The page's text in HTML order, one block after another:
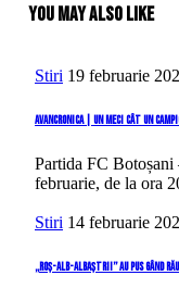
You May Also Like
Stiri 19 februarie
Avancronica | Un meci cât un
Partida FC
februarie, de la ora
Stiri 14 februarie
„Roș-alb-albaștrii” au pus gând